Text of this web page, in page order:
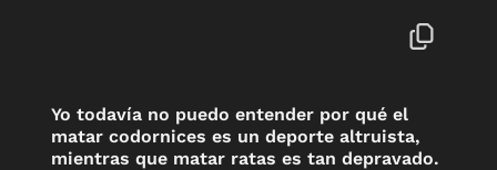
Yo todavía no puedo entender por qué el
matar codornices es un deporte altruista,
mientras que matar ratas es tan depravado.